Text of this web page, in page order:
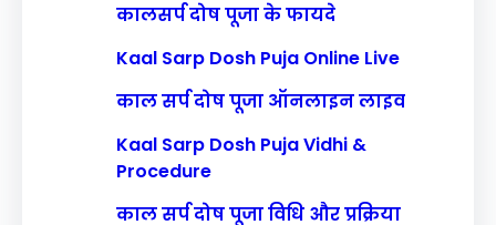
कालसर्प दोष पूजा के फायदे
Kaal Sarp Dosh Puja Online Live
काल सर्प दोष पूजा ऑनलाइन लाइव
Kaal Sarp Dosh Puja Vidhi &
Procedure
काल सर्प दोष पूजा विधि और प्रक्रिया